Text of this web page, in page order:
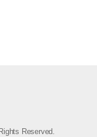
Reserved.